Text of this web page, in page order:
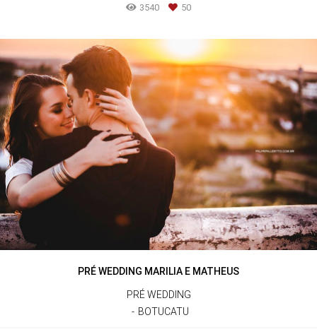
3540 50
PRÉ WEDDING MARILIA E MATHEUS
PRÉ WEDDING
BOTUCATU